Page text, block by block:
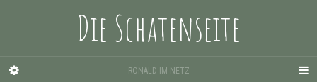
Die Schatenseite
RONALD IM NETZ